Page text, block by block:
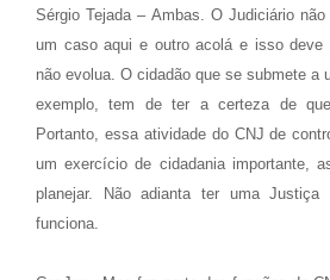
Sérgio Tejada – Ambas. O Judiciário
um caso aqui e outro acolá e isso deve
não evolua. O cidadão que se submete a
exemplo, tem de ter a certeza de
Portanto, essa atividade do CNJ de
um exercício de cidadania importante,
planejar. Não adianta ter uma Justiça
funciona.